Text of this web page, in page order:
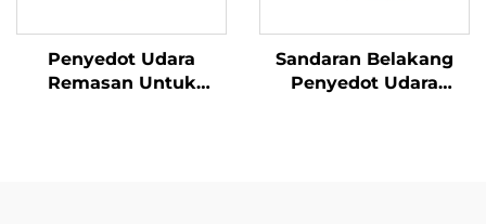
Penyedot Udara
Remasan Untuk
Sandaran Belakang
Penyedot Udara